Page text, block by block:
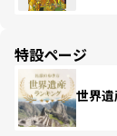
特設ページ
世界